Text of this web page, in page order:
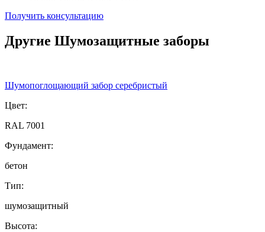
Получить консультацию
Другие Шумозащитные заборы
Шумопоглощающий забор серебристый
Цвет:
RAL 7001
Фундамент:
бетон
Тип:
шумозащитный
Высота: